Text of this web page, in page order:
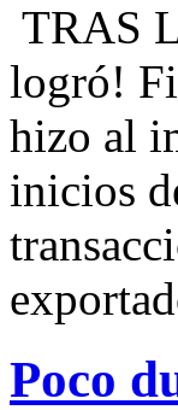
TRAS
logró!
hizo al
inicios
Poco